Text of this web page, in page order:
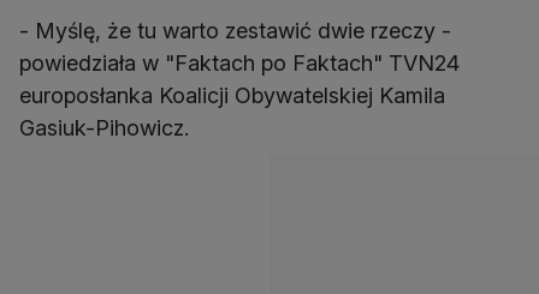
- Myślę, że tu warto zestawić dwie rzeczy -
powiedziała w "Faktach po Faktach" TVN24
europosłanka Koalicji Obywatelskiej Kamila
Gasiuk-Pihowicz.